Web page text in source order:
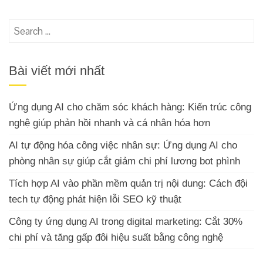
Search
Bài viết mới nhất
Ứng dụng AI cho chăm sóc khách hàng: Kiến trúc công
nghệ giúp phản hồi nhanh và cá nhân hóa hơn
AI tự động hóa công việc nhân sự: Ứng dụng AI cho
phòng nhân sự giúp cắt giảm chi phí lương bot phình
Tích hợp AI vào phần mềm quản trị nội dung: Cách đội
tech tự động phát hiện lỗi SEO kỹ thuật
Công ty ứng dụng AI trong digital marketing: Cắt 30%
chi phí và tăng gấp đôi hiệu suất bằng công nghệ